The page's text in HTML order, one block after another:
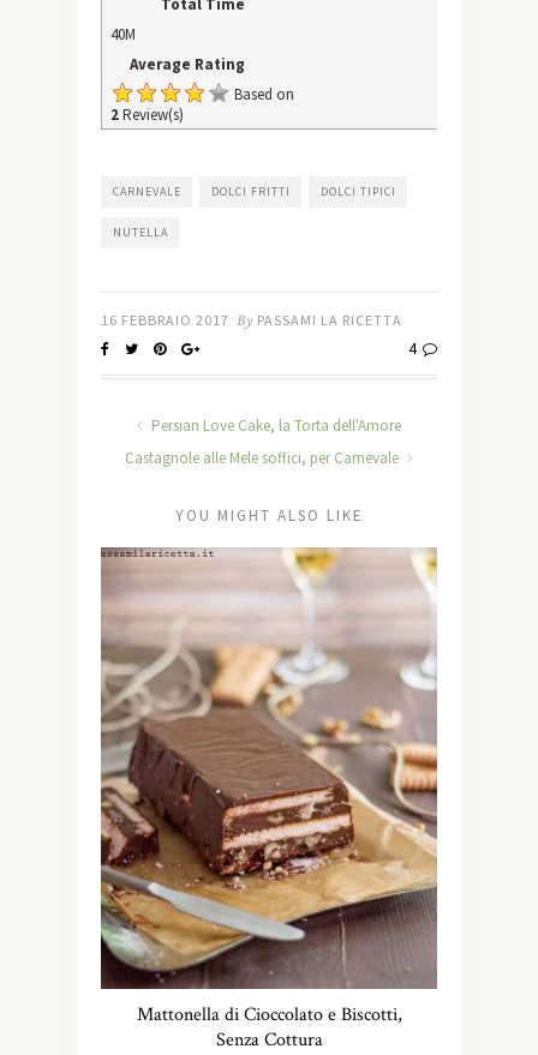
Total Time
40M
Average Rating
Based on
2 Review(s)
CARNEVALE DOLCI FRITTI DOLCI TIPICI
NUTELLA
16 FEBBRAIO 2017 By PASSAMI LA RICETTA
4
Persian Love Cake, la Torta dell'Amore
Castagnole alle Mele soffici, per Carnevale
YOU MIGHT ALSO LIKE
Mattonella di Cioccolato e Biscotti,
Senza Cottura